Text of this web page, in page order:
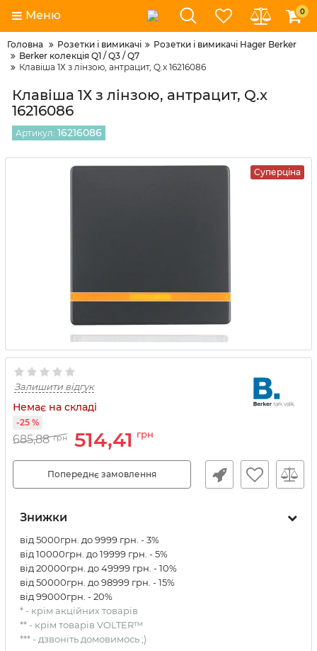
Меню 0
Головна Розетки і вимикачі
Розетки і вимикачі Hager Berker
Berker колекція Q1 / Q3 / Q7
Клавіша 1Х з лінзою, антрацит, Q.x 16216086
Клавіша 1Х з лінзою, антрацит, Q.x
16216086
Артикул: 16216086
Суперціна
Залишити відгук
Немає на складі
685,88 грн 514,41 грн
-25 %
Попереднє замовлення
Знижки
від 5000грн. до 9999 грн. - 3%
від 10000грн. до 19999 грн. - 5%
від 20000грн. до 49999 грн. - 10%
від 50000грн. до 98999 грн. - 15%
від 99000грн. - 20%
* - крім акційних товарів
** - крім товарів VOLTER™
*** - дзвоніть домовимось ;)